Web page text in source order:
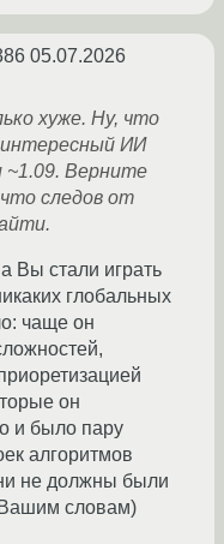
05.07.2026
хуже. Ну, что
ИИ
~1.09. Верните
следов от
Вы стали играть
глобальных
чаще он
он
и было пару
алгоритмов
не должны были
словам)